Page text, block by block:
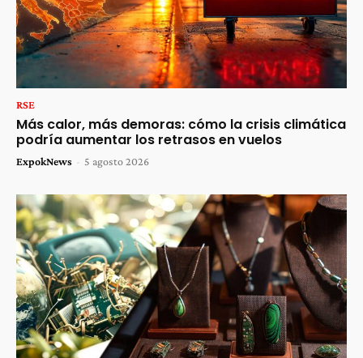
RSE
Más calor, más demoras: cómo la crisis climática
podría aumentar los retrasos en vuelos
ExpokNews - 5 agosto 2026